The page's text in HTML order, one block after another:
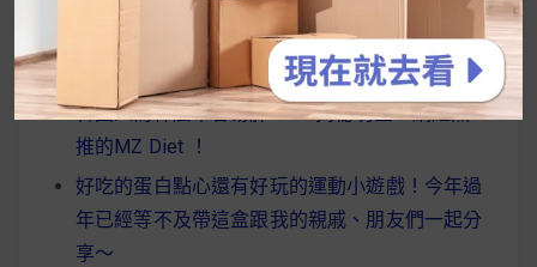
字:
近期文章
韓國人為什麼不容易胖？
揭秘明星、網紅熱
推的MZ Diet ！
好吃的蛋白點心還有好玩的運動小遊戲！今年過
年已經等不及帶這盒跟我的親戚、朋友們一起分
享～